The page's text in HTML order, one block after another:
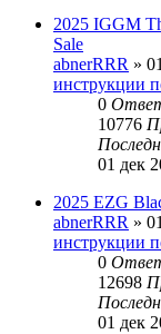
2025 IGGM
Sale
abnerRRR »
инструкции
0
10776
01 дек
2025 EZG
abnerRRR »
инструкции
0
12698
01 дек